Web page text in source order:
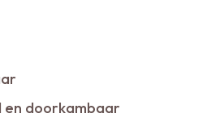
en doorkambaar